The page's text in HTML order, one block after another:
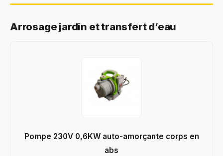
Arrosage jardin et transfert d’eau
Pompe 230V 0,6KW auto-amorçante corps en
abs